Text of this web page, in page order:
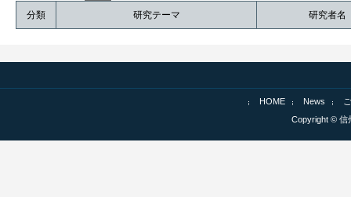
分類
研究テーマ 研究者名
HOME News
Copyright © 信